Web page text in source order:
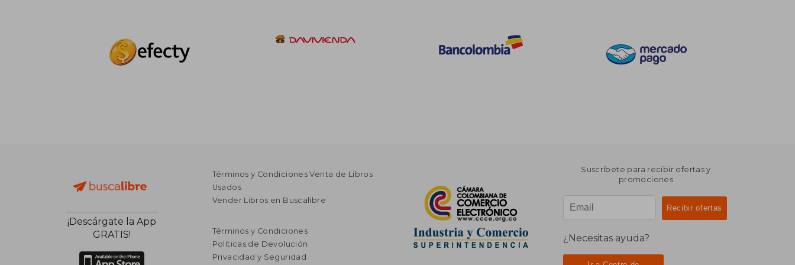
¡Descárgate la App
GRATIS!
Términos y Condiciones Venta de Libros
Usados
Vender Libros en Buscalibre
Términos y Condiciones
Políticas de Devolución
Privacidad y Seguridad
Suscríbete para recibir ofertas y
promociones
¿Necesitas ayuda?